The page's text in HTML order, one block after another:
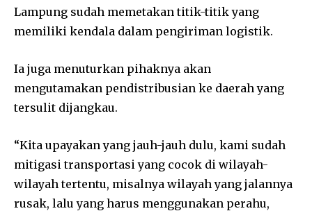
Lampung sudah memetakan titik-titik yang
memiliki kendala dalam pengiriman logistik.
Ia juga menuturkan pihaknya akan
mengutamakan pendistribusian ke daerah yang
tersulit dijangkau.
“Kita upayakan yang jauh-jauh dulu, kami sudah
mitigasi transportasi yang cocok di wilayah-
wilayah tertentu, misalnya wilayah yang jalannya
rusak, lalu yang harus menggunakan perahu,